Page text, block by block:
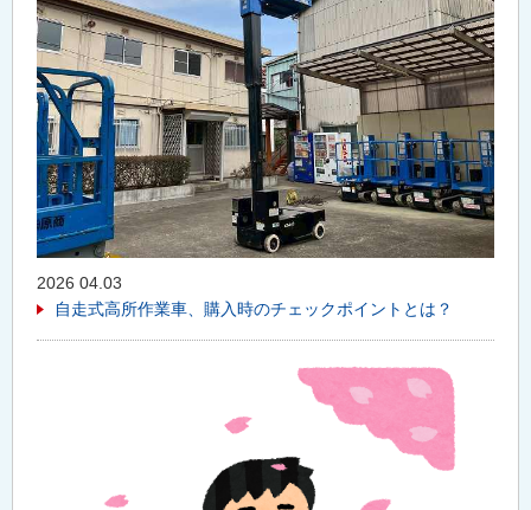
2026 04.03
自走式高所作業車、購入時のチェックポイントとは？